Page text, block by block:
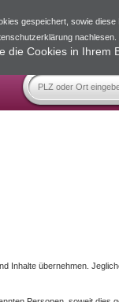
Inhalte übernehmen.
gespeichert, sowie
nachlesen.
die Cookies in Ihrem